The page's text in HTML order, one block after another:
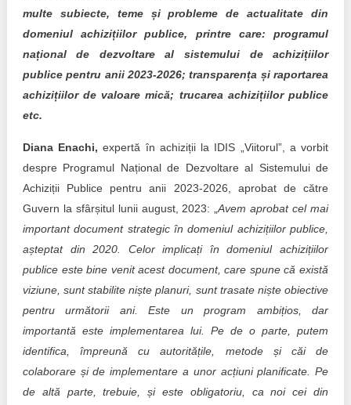
multe subiecte, teme și probleme de actualitate din
domeniul achizițiilor publice, printre care: programul
național de dezvoltare al sistemului de achizițiilor
publice pentru anii 2023-2026; transparența și raportarea
achizițiilor de valoare mică; trucarea achizițiilor publice
etc.
Diana Enachi,expertă în achiziții la IDIS „Viitorul”, a vorbit
despre Programul Național de Dezvoltare al Sistemului de
Achiziții Publice pentru anii 2023-2026, aprobat de către
Guvern la sfârșitul lunii august, 2023: „Avem aprobat cel mai
important document strategic în domeniul achizițiilor publice,
așteptat din 2020. Celor implicați în domeniul achizițiilor
publice este bine venit acest document, care spune că există
viziune, sunt stabilite niște planuri, sunt trasate niște obiective
pentru următorii ani. Este un program ambițios, dar
importantă este implementarea lui. Pe de o parte, putem
identifica, împreună cu autoritățile, metode și căi de
colaborare și de implementare a unor acțiuni planificate. Pe
de altă parte, trebuie, și este obligatoriu, ca noi cei din